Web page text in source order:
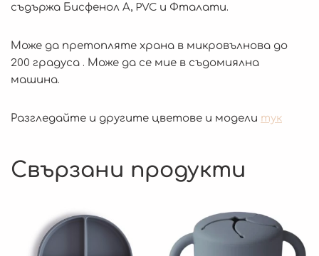
съдържа Бисфенол А, PVC и Фталати.
Може да претопляте храна в микровълнова до
200 градуса . Може да се мие в съдомиялна
машина.
Разгледайте и другите цветове и модели тук
Свързани продукти